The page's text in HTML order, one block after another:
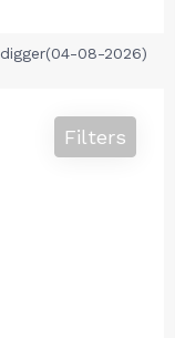
08-2026)
Filters